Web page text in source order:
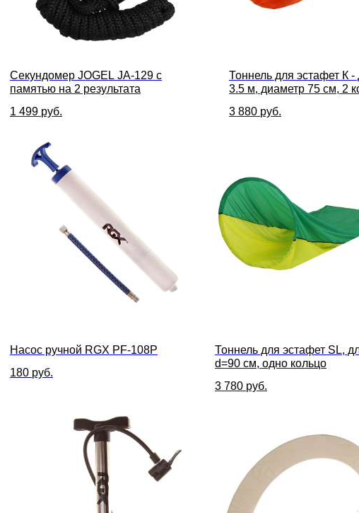
Секундомер JOGEL JA-129 с
памятью на 2 результата
1 499 руб.
Тоннель для эстафет К -
3.5 м, диаметр 75 см, 2
3 880 руб.
Насос ручной RGX PF-108P
180 руб.
Тоннель для эстафет SL,
d=90 см, одно кольцо
3 780 руб.